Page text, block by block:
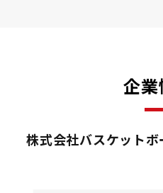
企
株式会社バスケット